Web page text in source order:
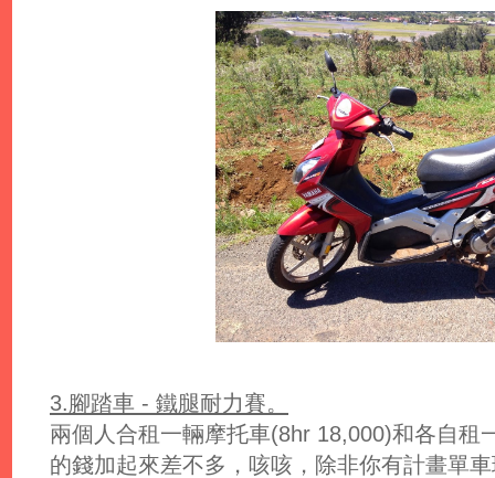
3.腳踏車 - 鐵腿耐力賽。
兩個人合租一輛摩托車(8hr 18,000)和各自租
的錢加起來差不多，咳咳，除非你有計畫單